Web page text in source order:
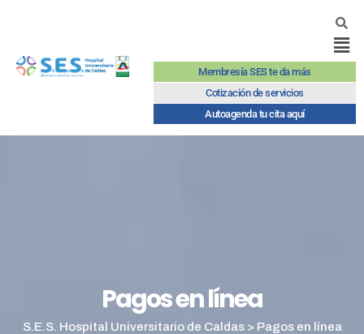
Membresía SES te da más
Cotización de servicios
Autoagenda tu cita aquí
Pagos en línea
S.E.S. Hospital Universitario de Caldas> Pagos en línea